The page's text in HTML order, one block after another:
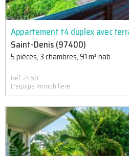
Saint-Denis (97400)
5 pièces, 3 chambres, 91 m² hab.
Réf. 2468
L'equipe Immobiliere